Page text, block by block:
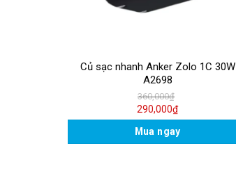
Củ sạc nhanh Anker Zolo 1C 30W
A2698
360,000₫
290,000₫
Mua ngay